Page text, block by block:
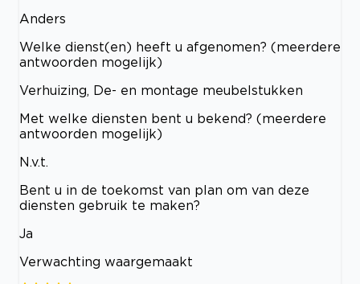
Anders
Welke dienst(en) heeft u afgenomen? (meerdere
antwoorden mogelijk)
Verhuizing, De- en montage meubelstukken
Met welke diensten bent u bekend? (meerdere
antwoorden mogelijk)
N.v.t.
Bent u in de toekomst van plan om van deze
diensten gebruik te maken?
Ja
Verwachting waargemaakt